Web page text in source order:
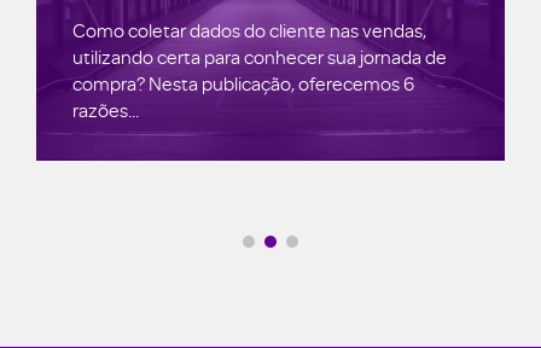
Como coletar dados do cliente nas vendas,
utilizando certa para conhecer sua jornada de
compra? Nesta publicação, oferecemos 6
razões...